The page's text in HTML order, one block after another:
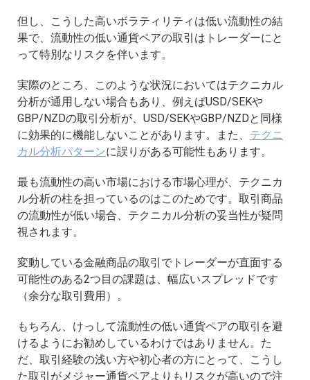
但し、こうした高いボラティリティは低い流動性の結
果で、流動性の低い通貨ペアの取引はトレーダーにと
って特別なリスクを伴います。
実際のところ、このような状況においてはテクニカル
分析が通用しない場合もあり、例えばUSD/SEKや
GBP/NZDの取引分析が、USD/SEKやGBP/NZDと同様
に効果的に機能しないことがあります。また、 テクニ
カル分析パターンに誤りがある可能性もあります。
最も流動性の高い市場における市場心理が、テクニカ
ル分析の柱を担っているのはこのためです。取引商品
の流動性が低い場合、テクニカル分析の妥当性が疑問
視されます。
変動している金融商品の取引でトレーダーが直面する
可能性のある2つ目の課題は、幅広いスプレッドです
（余分な取引費用）。
もちろん、けっして流動性の低い通貨ペアの取引を避
けるようにお勧めしているわけではありません。た
だ、取引経験の浅い方や初心者の方にとって、こうし
た取引がメジャー通貨ペアよりもリスクが高いので注